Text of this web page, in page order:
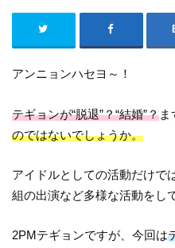
アンニョンハセヨ～！
テギョンが“脱退”？“結婚”？ま
のではないでしょうか。
アイドルとしての活動だけで
組の出演など多様な活動をし
2PMテギョンですが、今回は